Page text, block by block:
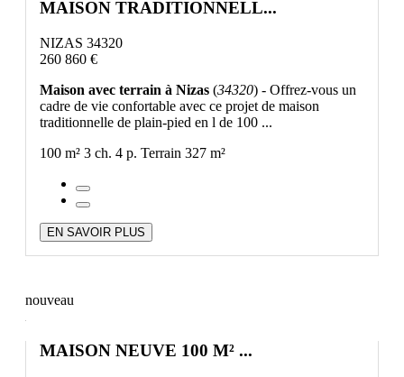
MAISON TRADITIONNELL...
NIZAS 34320
260 860 €
Maison avec terrain à Nizas (34320) - Offrez-vous un
cadre de vie confortable avec ce projet de maison
traditionnelle de plain-pied en l de 100 ...
100 m² 3 ch. 4 p. Terrain 327 m²
EN SAVOIR PLUS
nouveau
MAISON NEUVE 100 M² ...